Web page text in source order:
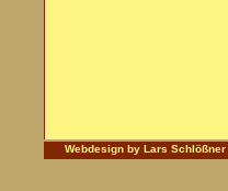
Webdesign by Lars Schlößner